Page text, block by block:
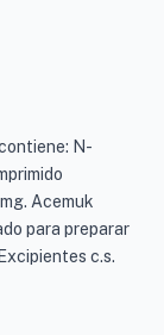
N-
Acemuk
para preparar
c.s.